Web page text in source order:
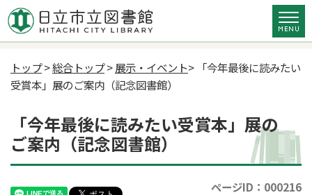
トップ>総合トップ>展示・イベント> 「今年最後に読みたい
受賞本」展のご案内（記念図書館）
「今年最後に読みたい受賞本」展の
ご案内（記念図書館）
ページID：000216